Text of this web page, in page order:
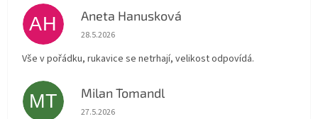
AH Aneta Hanusková
Hodnocení obchodu je 5 z 5 hvězdiček.
28.5.2026
Vše v pořádku, rukavice se netrhají, velikost odpovídá.
MT Milan Tomandl
Hodnocení obchodu je 5 z 5 hvězdiček.
27.5.2026